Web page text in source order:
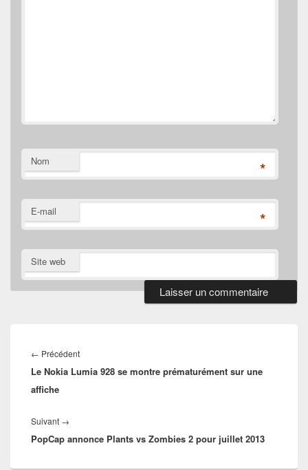
Nom *
E-mail *
Site web
de
l’article
← PrécédentArticle
précédent :
Le Nokia Lumia 928 se montre prématurément sur une
affiche
Suivant →
suivant :
PopCap annonce Plants vs Zombies 2 pour juillet 2013